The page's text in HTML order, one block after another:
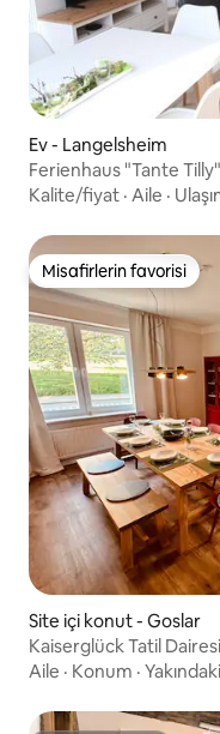
Ev - Langelsheim
Ferienhaus "Tante
Kalite/fiyat · Aile ·
Misafirlerin favorisi
Misafirlerin favorisi
Site içi konut - Goslar
Kaiserglück Tatil Dairesi
Aile · Konum ·